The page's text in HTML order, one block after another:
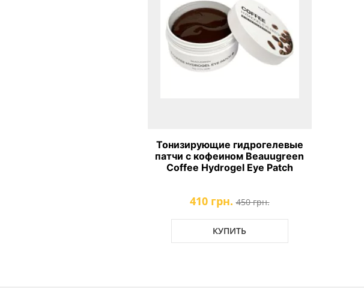
Тонизирующие гидрогелевые
патчи с кофеином Beauugreen
Coffee Hydrogel Eye Patch
410 грн. 450 грн.
КУПИТЬ